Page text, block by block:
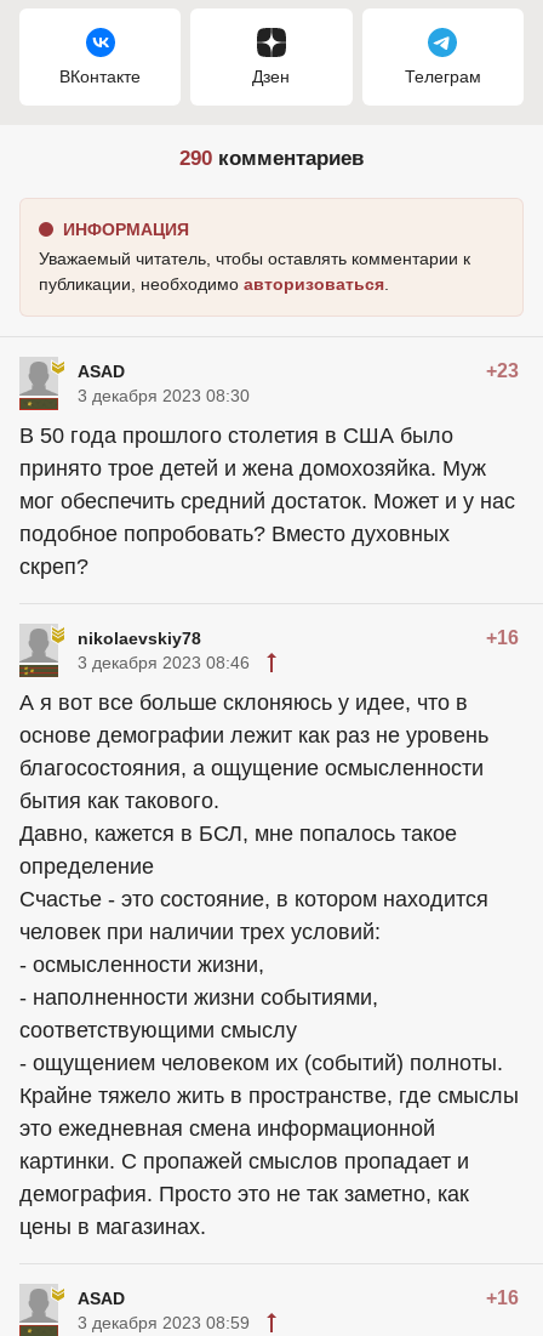
ВКонтакте Дзен Телеграм
290 комментариев
ИНФОРМАЦИЯ
Уважаемый читатель, чтобы оставлять комментарии к
публикации, необходимо авторизоваться.
ASAD +23
3 декабря 2023 08:30
В 50 года прошлого столетия в США было
принято трое детей и жена домохозяйка. Муж
мог обеспечить средний достаток. Может и у нас
подобное попробовать? Вместо духовных
скреп?
nikolaevskiy78 +16
3 декабря 2023 08:46
А я вот все больше склоняюсь у идее, что в
основе демографии лежит как раз не уровень
благосостояния, а ощущение осмысленности
бытия как такового.
Давно, кажется в БСЛ, мне попалось такое
определение
Счастье - это состояние, в котором находится
человек при наличии трех условий:
- осмысленности жизни,
- наполненности жизни событиями,
соответствующими смыслу
- ощущением человеком их (событий) полноты.
Крайне тяжело жить в пространстве, где смыслы
это ежедневная смена информационной
картинки. С пропажей смыслов пропадает и
демография. Просто это не так заметно, как
цены в магазинах.
ASAD +16
3 декабря 2023 08:59